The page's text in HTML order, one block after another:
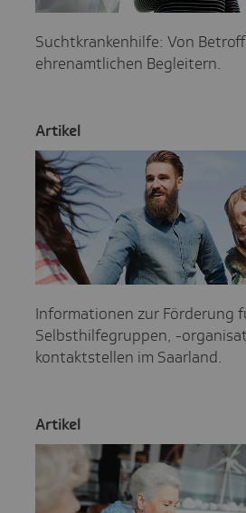
Suchtkrankenhilfe: Von
ehrenamtlichen Begleitern.
Artikel
Informationen zur Förderung
Selbsthilfegruppen, -
kontaktstellen im Saarland.
Artikel